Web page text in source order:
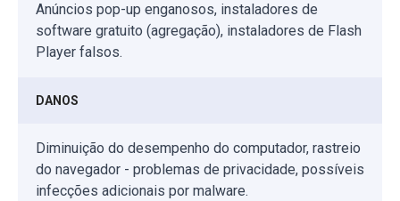
Anúncios pop-up enganosos, instaladores de
software gratuito (agregação), instaladores de Flash
Player falsos.
DANOS
Diminuição do desempenho do computador, rastreio
do navegador - problemas de privacidade, possíveis
infecções adicionais por malware.